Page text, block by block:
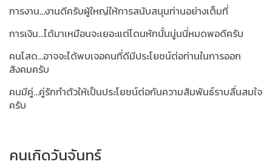
การงาน...งานดีครับผู้ใหญ่ให้การสนับสนุนท่านอย่างเต็มที่
การเงิน...ได้มาเหมือนจะเยอะแต่โดนหักนั้นนู่นนี่หมดพอดีครับ
คนโสด...อาจจะได้พบเจอคนที่ดีมีประโยชน์ต่อท่านในการออก
สังคมครับ
คนมีคู่...คู่รักทำตัวให้เป็นประโยชน์ต่อกันความสัมพันธ์ราบลื่นสมใจ
ครับ
คนเกิดวันจันทร์